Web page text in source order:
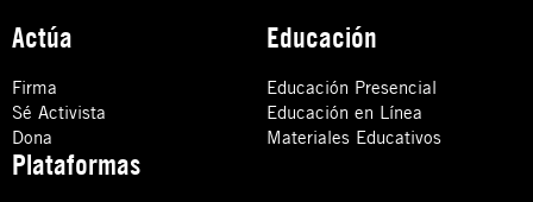
Actúa
Firma
Sé Activista
Dona
Educación
Educación Presencial
Educación en Línea
Materiales Educativos
Plataformas